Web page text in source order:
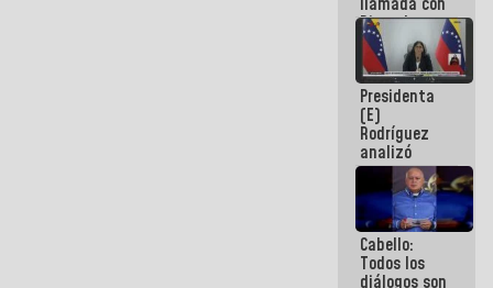
Dinorah
Figuera y
acuerdan
primer
encuentro
presencial
para el
diálogo
Presidenta
(E)
Rodríguez
analizó
junto a
gobernadores
planes de
recuperación
del Sistema
Eléctrico
Cabello:
Todos los
diálogos son